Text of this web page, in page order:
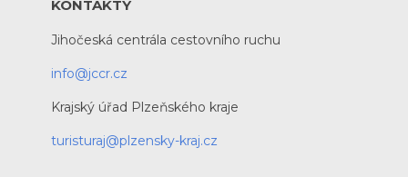
KONTAKTY
Jihočeská centrála cestovního ruchu
info@jccr.cz
Krajský úřad Plzeňského kraje
turisturaj@plzensky-kraj.cz